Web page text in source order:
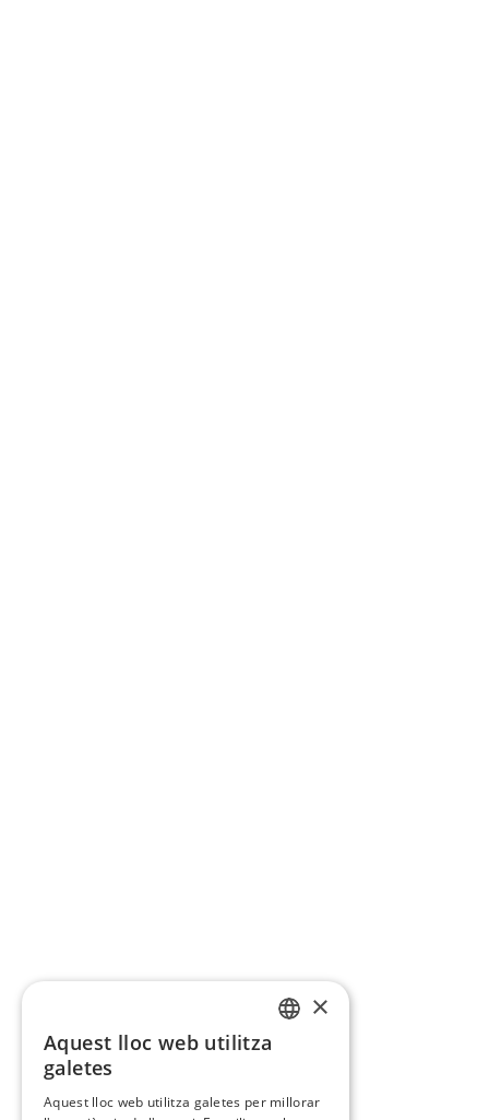
×
Aquest lloc web utilitza
galetes
Aquest lloc web utilitza galetes per millorar